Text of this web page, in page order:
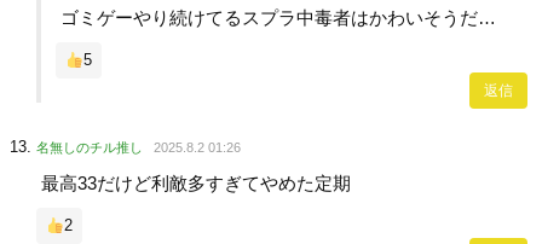
ゴミゲーやり続けてるスプラ中毒者はかわいそうだ…
5
返信
名無しのチル推し 2025.8.2 01:26
最高33だけど利敵多すぎてやめた定期
2